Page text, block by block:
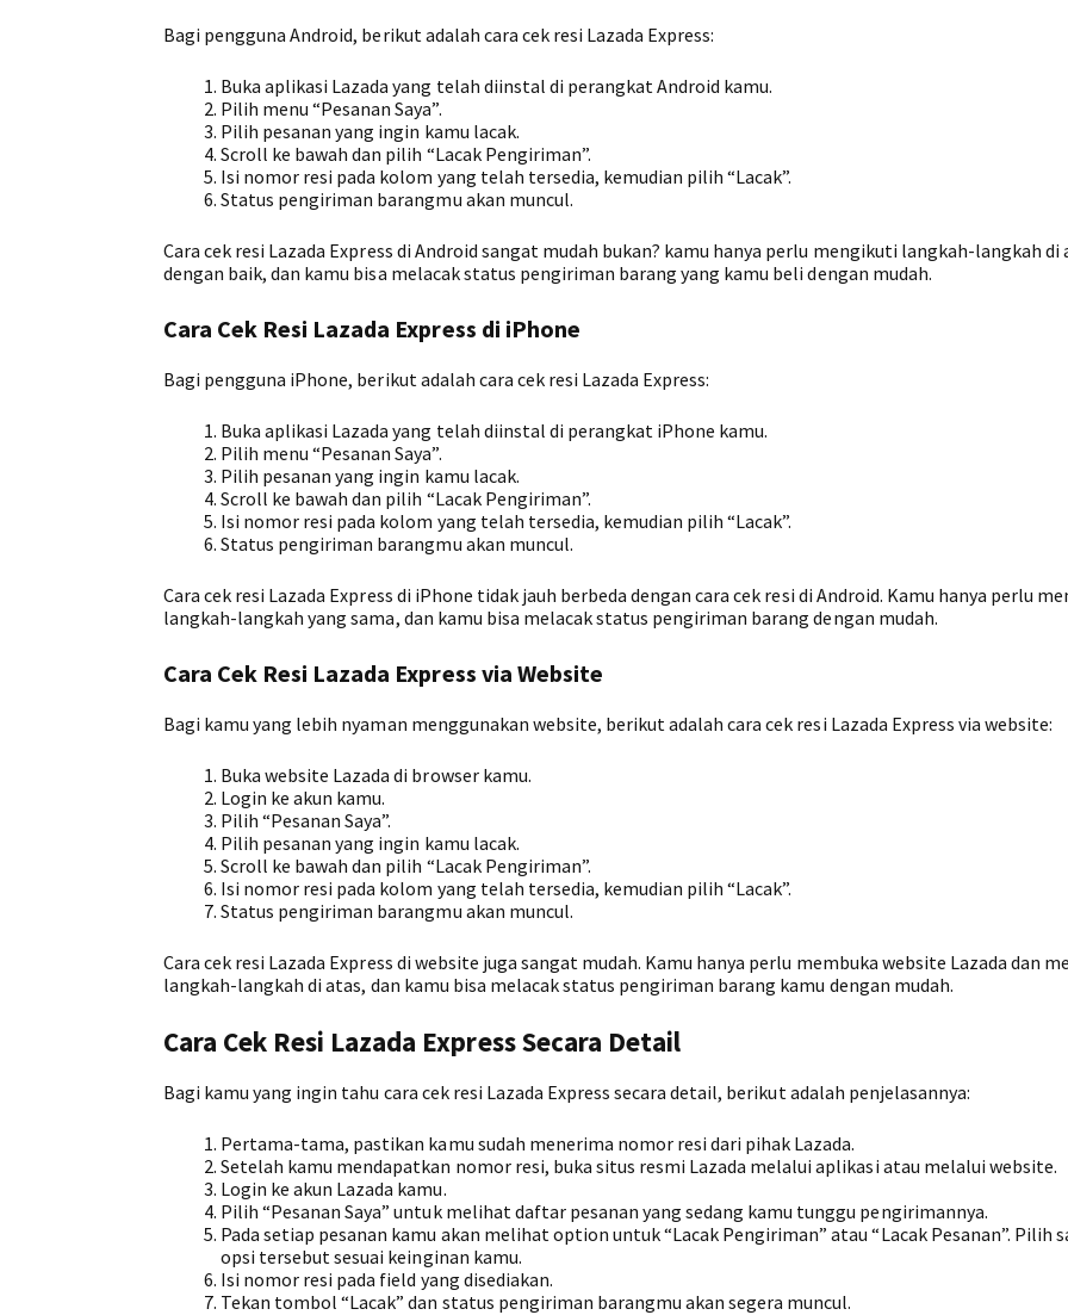
Bagi pengguna Android, berikut adalah cara cek resi Lazada Express:
Buka aplikasi Lazada yang telah diinstal di perangkat Android kamu.
Pilih menu “Pesanan Saya”.
Pilih pesanan yang ingin kamu lacak.
Scroll ke bawah dan pilih “Lacak Pengiriman”.
Isi nomor resi pada kolom yang telah tersedia, kemudian pilih “Lacak”.
Status pengiriman barangmu akan muncul.
Cara cek resi Lazada Express di Android sangat mudah bukan? kamu hanya perlu mengikuti langkah-langkah di
dengan baik, dan kamu bisa melacak status pengiriman barang yang kamu beli dengan mudah.
Cara Cek Resi Lazada Express di iPhone
Bagi pengguna iPhone, berikut adalah cara cek resi Lazada Express:
Buka aplikasi Lazada yang telah diinstal di perangkat iPhone kamu.
Pilih menu “Pesanan Saya”.
Pilih pesanan yang ingin kamu lacak.
Scroll ke bawah dan pilih “Lacak Pengiriman”.
Isi nomor resi pada kolom yang telah tersedia, kemudian pilih “Lacak”.
Status pengiriman barangmu akan muncul.
Cara cek resi Lazada Express di iPhone tidak jauh berbeda dengan cara cek resi di Android. Kamu hanya perlu
langkah-langkah yang sama, dan kamu bisa melacak status pengiriman barang dengan mudah.
Cara Cek Resi Lazada Express via Website
Bagi kamu yang lebih nyaman menggunakan website, berikut adalah cara cek resi Lazada Express via website:
Buka website Lazada di browser kamu.
Login ke akun kamu.
Pilih “Pesanan Saya”.
Pilih pesanan yang ingin kamu lacak.
Scroll ke bawah dan pilih “Lacak Pengiriman”.
Isi nomor resi pada kolom yang telah tersedia, kemudian pilih “Lacak”.
Status pengiriman barangmu akan muncul.
Cara cek resi Lazada Express di website juga sangat mudah. Kamu hanya perlu membuka website Lazada dan
langkah-langkah di atas, dan kamu bisa melacak status pengiriman barang kamu dengan mudah.
Cara Cek Resi Lazada Express Secara Detail
Bagi kamu yang ingin tahu cara cek resi Lazada Express secara detail, berikut adalah penjelasannya:
Pertama-tama, pastikan kamu sudah menerima nomor resi dari pihak Lazada.
Setelah kamu mendapatkan nomor resi, buka situs resmi Lazada melalui aplikasi atau melalui website.
Login ke akun Lazada kamu.
Pilih “Pesanan Saya” untuk melihat daftar pesanan yang sedang kamu tunggu pengirimannya.
Pada setiap pesanan kamu akan melihat option untuk “Lacak Pengiriman” atau “Lacak Pesanan”. Pilih
opsi tersebut sesuai keinginan kamu.
Isi nomor resi pada field yang disediakan.
Tekan tombol “Lacak” dan status pengiriman barangmu akan segera muncul.